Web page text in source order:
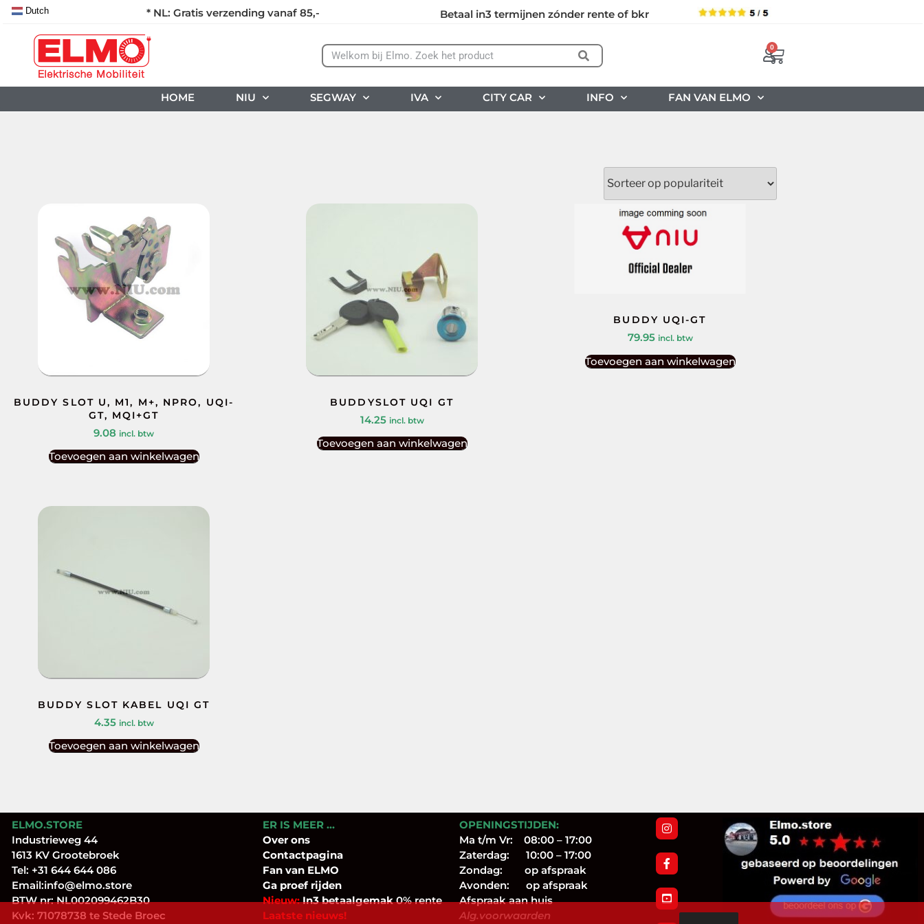
* NL: Gratis verzending vanaf 85,- Betaal in3 termijnen zónder rente of bkr
Dutch
0
HOME NIU SEGWAY IVA CITY CAR INFO FAN VAN ELMO
BUDDY SLOT U, M1, M+, NPRO, UQI-
GT, MQI+GT
9.08 incl. btw
Toevoegen aan winkelwagen
BUDDYSLOT UQI GT
14.25 incl. btw
Toevoegen aan winkelwagen
BUDDY UQI-GT
79.95 incl. btw
Toevoegen aan winkelwagen
BUDDY SLOT KABEL UQI GT
4.35 incl. btw
Toevoegen aan winkelwagen
ELMO.STORE
Industrieweg 44
1613 KV Grootebroek
Tel: +31 644 644 086
Email:info@elmo.store
BTW nr: NL002099462B30
Kvk: 71078738 te Stede Broec
ER IS MEER …
Over ons
Contactpagina
Fanvan ELMO
Ga proef rijden
Nieuw:In3 betaalgemak0% rente
Laatste nieuws!
OPENINGSTIJDEN:
Ma t/m Vr: 08:00 – 17:00
Zaterdag: 10:00 – 17:00
Zondag: op afspraak
Avonden: op afspraak
Afspraak aan huis
Alg.voorwaarden